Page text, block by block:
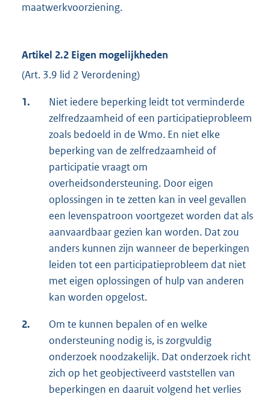
maatwerkvoorziening.
Artikel 2.2 Eigen mogelijkheden
(Art. 3.9 lid 2 Verordening)
1.
Niet iedere beperking leidt tot verminderde
zelfredzaamheid of een participatieprobleem
zoals bedoeld in de Wmo. En niet elke
beperking van de zelfredzaamheid of
participatie vraagt om
overheidsondersteuning. Door eigen
oplossingen in te zetten kan in veel gevallen
een levenspatroon voortgezet worden dat als
aanvaardbaar gezien kan worden. Dat zou
anders kunnen zijn wanneer de beperkingen
leiden tot een participatieprobleem dat niet
met eigen oplossingen of hulp van anderen
kan worden opgelost.
2.
Om te kunnen bepalen of en welke
ondersteuning nodig is, is zorgvuldig
onderzoek noodzakelijk. Dat onderzoek richt
zich op het geobjectiveerd vaststellen van
beperkingen en daaruit volgend het verlies